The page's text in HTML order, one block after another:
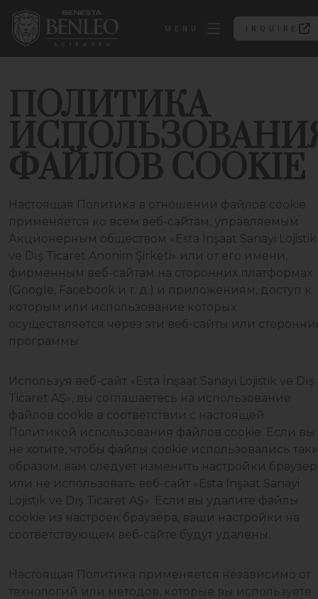
MENU INQUIRE
ПОЛИТИКА
ФАЙЛОВ COOKIE
Настоящая Политика в отношении файлов cookie
применяется ко всем веб-сайтам, управляемым
Акционерным обществом «Esta İnşaat Sanayi Lojistik
ve Dış Ticaret Anonim Şirketi» или от его имени,
фирменным веб-сайтам на сторонних платформах
(Google, Facebook и т. д.) и приложениям, доступ к
которым или использование которых
осуществляется через эти веб-сайты или
программы.
Используя веб-сайт «Esta İnşaat Sanayi Lojistik ve Dış
Ticaret AŞ», вы соглашаетесь на использование
файлов cookie в соответствии с настоящей
Политикой использования файлов cookie. Если вы
не хотите, чтобы файлы cookie использовались
образом, вам следует изменить настройки
или не использовать веб-сайт «Esta İnşaat Sanayi
Lojistik ve Dış Ticaret AŞ». Если вы удалите файлы
cookie из настроек браузера, ваши настройки на
соответствующем веб-сайте будут удалены.
Настоящая Политика применяется независимо от
технологий или методов, которые вы используете